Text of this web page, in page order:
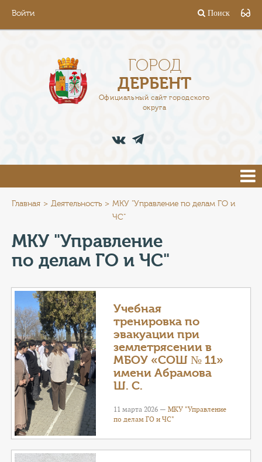
Войти Поиск
ГОРОД
ДЕРБЕНТ
Официальный сайт городского
округа
АДМИНИСТРАЦИЯ
ПРЕСС-ЦЕНТР
ТУРИСТАМ
КОНТАКТЫ
ТАРИФЫ
ГЕРОИ Z
КАТАЛОГ УСЛУГ
СЛУЖБА ПО КОНТРАКТУ
Главная Деятельность
МКУ "Управление по делам ГО и
ЧС"
МКУ "Управление
по делам ГО и ЧС"
Учебная
тренировка по
эвакуации при
землетрясении в
МБОУ «СОШ № 11»
имени Абрамова
Ш. С.
11 марта 2026 —МКУ "Управление
по делам ГО и ЧС"